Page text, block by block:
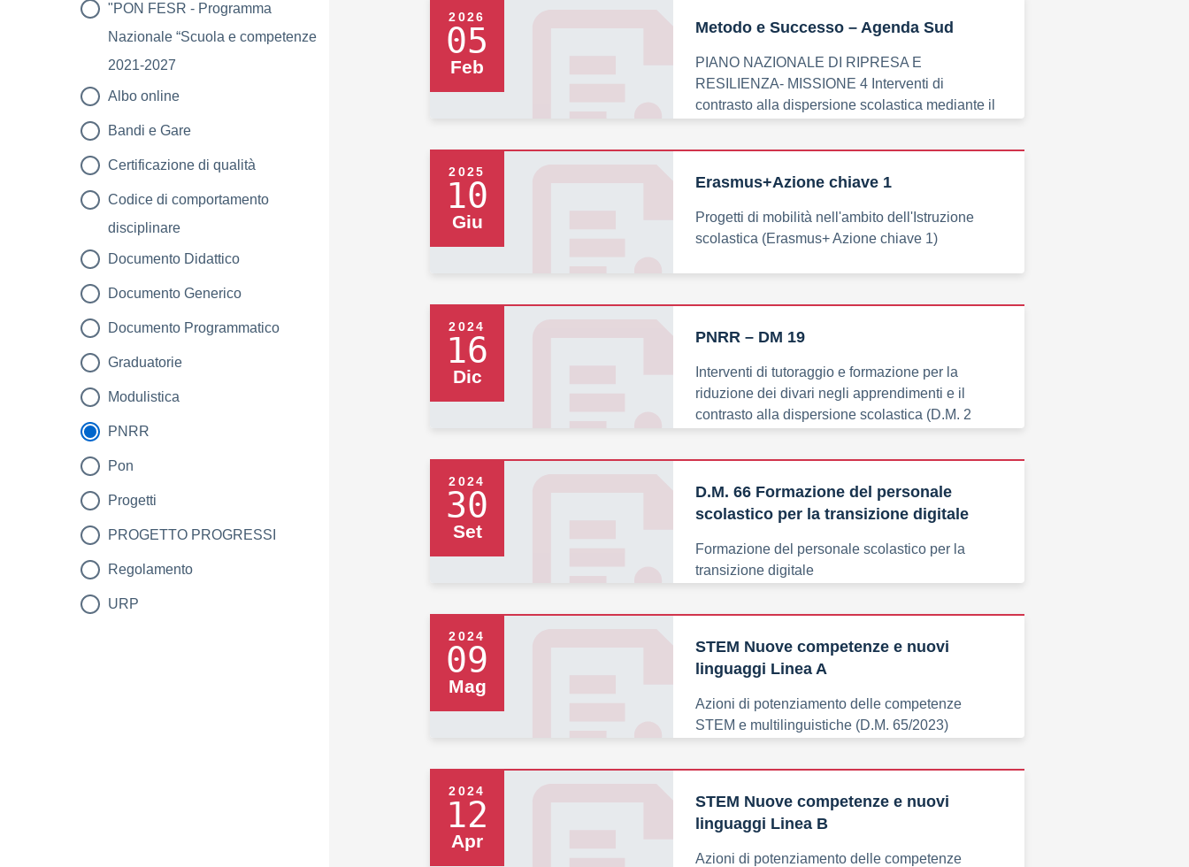
"PON FESR - Programma
Nazionale “Scuola e competenze
2021-2027
Albo online
Bandi e Gare
Certificazione di qualità
Codice di comportamento
disciplinare
Documento Didattico
Documento Generico
Documento Programmatico
Graduatorie
Modulistica
PNRR
Pon
Progetti
PROGETTO PROGRESSI
Regolamento
URP
2026
05
Feb
Metodo e Successo – Agenda Sud
PIANO NAZIONALE DI RIPRESA E
RESILIENZA- MISSIONE 4 Interventi di
contrasto alla dispersione scolastica mediante il
2025
10
Giu
Erasmus+Azione chiave 1
Progetti di mobilità nell'ambito dell'Istruzione
scolastica (Erasmus+ Azione chiave 1)
2024
16
Dic
PNRR – DM 19
Interventi di tutoraggio e formazione per la
riduzione dei divari negli apprendimenti e il
contrasto alla dispersione scolastica (D.M. 2
2024
30
Set
D.M. 66 Formazione del personale
scolastico per la transizione digitale
Formazione del personale scolastico per la
transizione digitale
2024
09
Mag
STEM Nuove competenze e nuovi
linguaggi Linea A
Azioni di potenziamento delle competenze
STEM e multilinguistiche (D.M. 65/2023)
2024
12
Apr
STEM Nuove competenze e nuovi
linguaggi Linea B
Azioni di potenziamento delle competenze